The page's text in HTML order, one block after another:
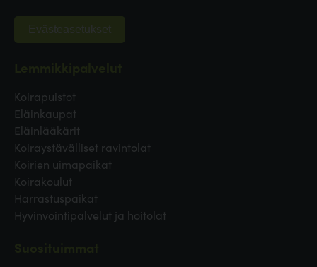
Evästeasetukset
Koirapuistot
Eläinkaupat
Eläinlääkärit
Koiraystävälliset ravintolat
Koirien uimapaikat
Koirakoulut
Harrastuspaikat
Hyvinvointipalvelut ja hoitolat